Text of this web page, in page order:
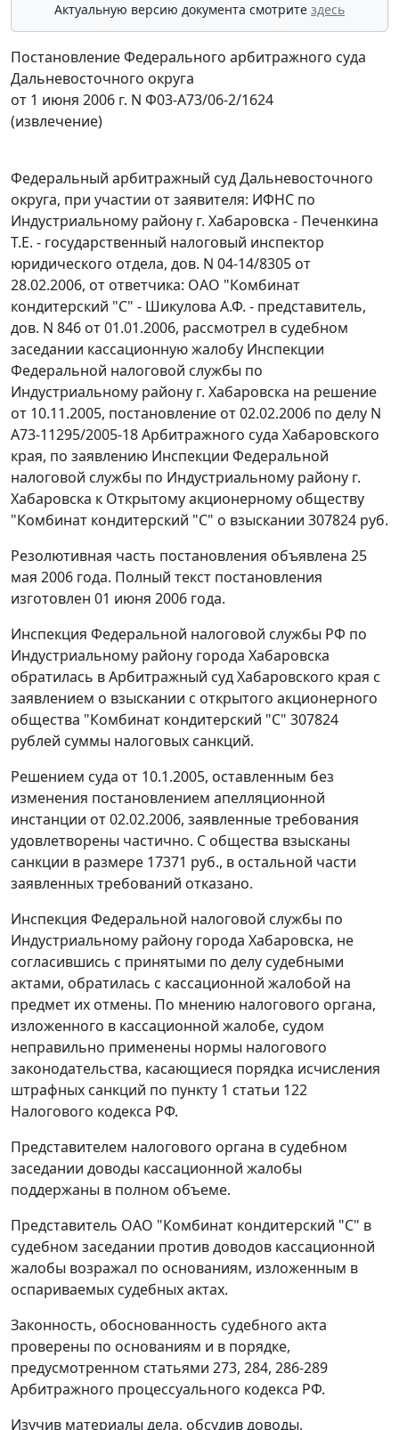
Актуальную версию документа смотрите здесь
Постановление Федерального арбитражного суда
Дальневосточного округа
от 1 июня 2006 г. N Ф03-А73/06-2/1624
(извлечение)
Федеральный арбитражный суд Дальневосточного
округа, при участии от заявителя: ИФНС по
Индустриальному району г. Хабаровска - Печенкина
Т.Е. - государственный налоговый инспектор
юридического отдела, дов. N 04-14/8305 от
28.02.2006, от ответчика: ОАО "Комбинат
кондитерский "С" - Шикулова А.Ф. - представитель,
дов. N 846 от 01.01.2006, рассмотрел в судебном
заседании кассационную жалобу Инспекции
Федеральной налоговой службы по
Индустриальному району г. Хабаровска на решение
от 10.11.2005, постановление от 02.02.2006 по делу N
А73-11295/2005-18 Арбитражного суда Хабаровского
края, по заявлению Инспекции Федеральной
налоговой службы по Индустриальному району г.
Хабаровска к Открытому акционерному обществу
"Комбинат кондитерский "С" о взыскании 307824 руб.
Резолютивная часть постановления объявлена 25
мая 2006 года. Полный текст постановления
изготовлен 01 июня 2006 года.
Инспекция Федеральной налоговой службы РФ по
Индустриальному району города Хабаровска
обратилась в Арбитражный суд Хабаровского края с
заявлением о взыскании с открытого акционерного
общества "Комбинат кондитерский "С" 307824
рублей суммы налоговых санкций.
Решением суда от 10.1.2005, оставленным без
изменения постановлением апелляционной
инстанции от 02.02.2006, заявленные требования
удовлетворены частично. С общества взысканы
санкции в размере 17371 руб., в остальной части
заявленных требований отказано.
Инспекция Федеральной налоговой службы по
Индустриальному району города Хабаровска, не
согласившись с принятыми по делу судебными
актами, обратилась с кассационной жалобой на
предмет их отмены. По мнению налогового органа,
изложенного в кассационной жалобе, судом
неправильно применены нормы налогового
законодательства, касающиеся порядка исчисления
штрафных санкций по пункту 1 статьи 122
Налогового кодекса РФ.
Представителем налогового органа в судебном
заседании доводы кассационной жалобы
поддержаны в полном объеме.
Представитель ОАО "Комбинат кондитерский "С" в
судебном заседании против доводов кассационной
жалобы возражал по основаниям, изложенным в
оспариваемых судебных актах.
Законность, обоснованность судебного акта
проверены по основаниям и в порядке,
предусмотренном статьями 273, 284, 286-289
Арбитражного процессуального кодекса РФ.
Изучив материалы дела, обсудив доводы,